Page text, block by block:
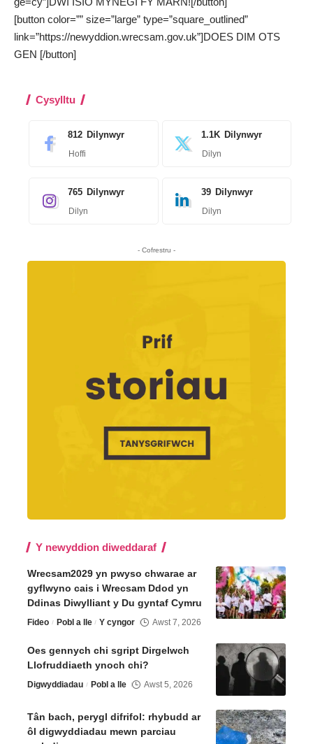
[button color=”” size=”large” type=”square_outlined”
link=”https://newyddion.wrecsam.gov.uk”]DOES DIM OTS
GEN [/button]
Cysylltu
812 Dilynwyr
Hoffi
1.1K Dilynwyr
Dilyn
765 Dilynwyr
Dilyn
39 Dilynwyr
Dilyn
- Cofrestru -
Y newyddion diweddaraf
Wrecsam2029 yn pwyso chwarae ar
gyflwyno cais i Wrecsam Ddod yn
Ddinas Diwylliant y Du gyntaf Cymru
Fideo Pobl a lle Y cyngor Awst 7, 2026
Oes gennych chi sgript Dirgelwch
Llofruddiaeth ynoch chi?
Digwyddiadau Pobl a lle Awst 5, 2026
Tân bach, perygl difrifol: rhybudd ar
ôl digwyddiadau mewn parciau